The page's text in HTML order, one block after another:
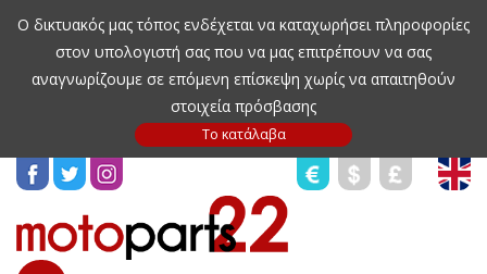
Ο δικτυακός μας τόπος ενδέχεται να καταχωρήσει πληροφορίες
στον υπολογιστή σας που να μας επιτρέπουν να σας
αναγνωρίζουμε σε επόμενη επίσκεψη χωρίς να απαιτηθούν
στοιχεία πρόσβασης